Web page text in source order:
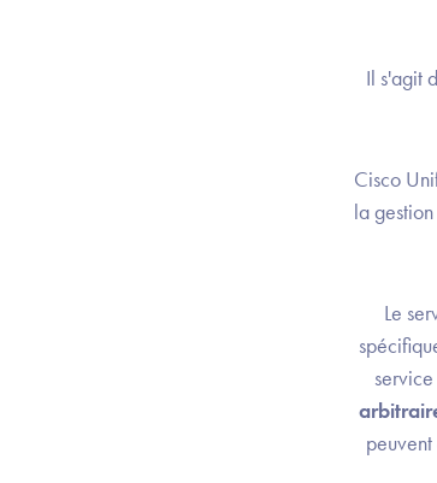
Il s'agit
Cisco
la
Le